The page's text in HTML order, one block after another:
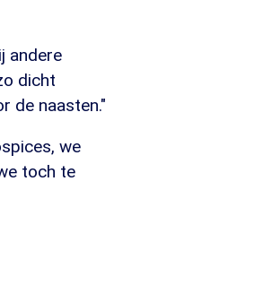
andere
dicht
de naasten."
we
toch te